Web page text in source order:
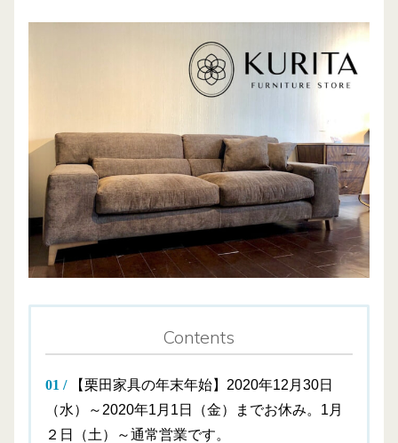
Contents
【栗田家具の年末年始】2020年12月30日
（水）～2020年1月1日（金）までお休み。1月
２日（土）～通常営業です。